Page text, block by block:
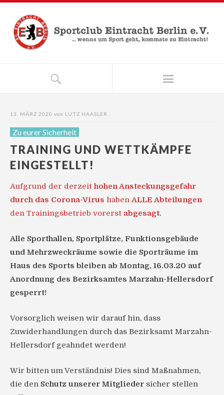
13. MÄRZ 2020 von LUTZ HAASLER
Zu eurer Sicherheit
TRAINING UND WETTKÄMPFE
EINGESTELLT!
Aufgrund der derzeithohen Ansteckungsgefahr
durch das Corona-Virus habenALLE Abteilungen
den Trainingsbetrieb vorerst abgesagt.
Alle Sporthallen, Sportplätze, Funktionsgebäude
und Mehrzweckräume sowie die Sporträume im
Haus des Sports bleiben ab Montag, 16.03.20 auf
Anordnung des Bezirksamtes Marzahn-Hellersdorf
gesperrt!
Vorsorglich weisen wir darauf hin, dass
Zuwiderhandlungen durch das Bezirksamt Marzahn-
Hellersdorf geahndet werden!
Wir bitten um Verständnis! Dies sind Maßnahmen,
die den Schutz unserer Mitglieder sicher stellen